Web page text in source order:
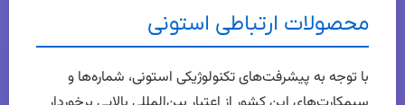
محصولات ارتباطی استونی
با توجه به پیشرفت‌های تکنولوژیکی استونی، شماره‌ها و